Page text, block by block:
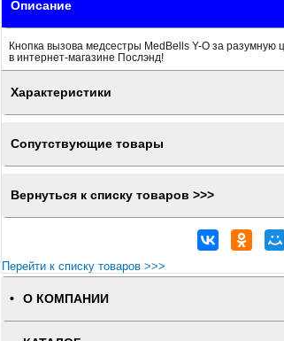
Описание
Кнопка вызова медсестры MedBells Y-O за разумную
в интернет-магазине Послэнд!
Характеристики
Сопутствующие товары
Вернуться к списку товаров >>>
Перейти к списку товаров >>>
О КОМПАНИИ